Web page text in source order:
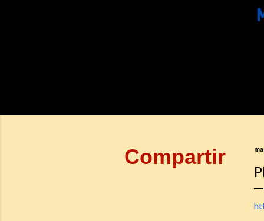
Compartir